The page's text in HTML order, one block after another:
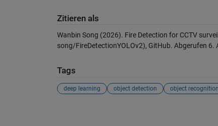
Zitieren als
Wanbin Song (2026). Fire Detection for CCTV
song/FireDetectionYOLOv2), GitHub. Abgerufen 6.
Tags
deep learning object detection object recognition